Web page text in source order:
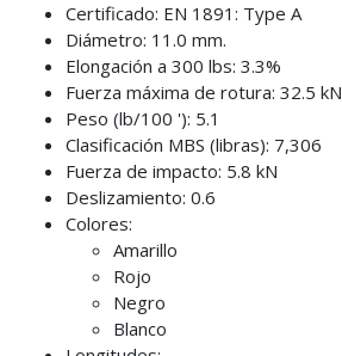
Certificado: EN 1891: Type A
Diámetro: 11.0 mm.
Elongación a 300 lbs: 3.3%
Fuerza máxima de rotura: 32.5 kN
Peso (lb/100 '): 5.1
Clasificación MBS (libras): 7,306
Fuerza de impacto: 5.8 kN
Deslizamiento: 0.6
Colores:
Amarillo
Rojo
Negro
Blanco